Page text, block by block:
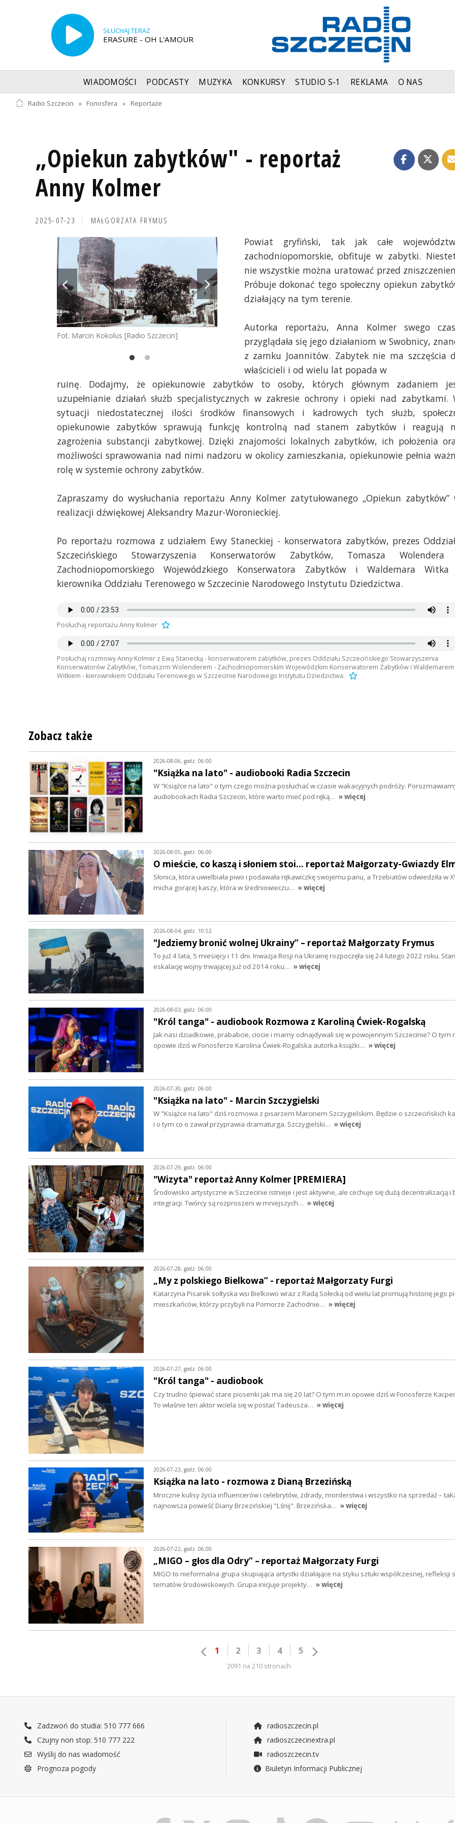
SŁUCHAJ TERAZ
ERASURE - OH L'AMOUR
WIADOMOŚCI PODCASTY MUZYKA KONKURSY STUDIO S-1 REKLAMA O NAS
Radio Szczecin » Fonosfera » Reportaże
„Opiekun zabytków" - reportaż
Anny Kolmer
2025-07-23 MAŁGORZATA FRYMUS
Fot. Marcin Kokolus [Radio Szczecin] Fot. Marcin Kokolus [Radio Szczecin] Fot. Marcin Kokolus
Powiat gryfiński, tak jak całe
zachodniopomorskie, obfituje w zabytki.
nie wszystkie można uratować przed
Próbuje dokonać tego społeczny opiekun
działający na tym terenie.
Autorka reportażu, Anna Kolmer swego
przyglądała się jego działaniom w Swobnicy,
z zamku Joannitów. Zabytek nie ma szczęścia
właścicieli i od wielu lat popada w
ruinę. Dodajmy, że opiekunowie zabytków to osoby, których głównym zadaniem
uzupełnianie działań służb specjalistycznych w zakresie ochrony i opieki nad zabytkami.
sytuacji niedostatecznej ilości środków finansowych i kadrowych tych służb,
opiekunowie zabytków sprawują funkcję kontrolną nad stanem zabytków i reagują
zagrożenia substancji zabytkowej. Dzięki znajomości lokalnych zabytków, ich położenia
możliwości sprawowania nad nimi nadzoru w okolicy zamieszkania, opiekunowie pełnia
rolę w systemie ochrony zabytków.
Zapraszamy do wysłuchania reportażu Anny Kolmer zatytułowanego „Opiekun zabytków”
realizacji dźwiękowej Aleksandry Mazur-Woronieckiej.
Po reportażu rozmowa z udziałem Ewy Staneckiej - konserwatora zabytków, prezes
Szczecińskiego Stowarzyszenia Konserwatorów Zabytków, Tomasza
Zachodniopomorskiego Wojewódzkiego Konserwatora Zabytków i Waldemara
kierownika Oddziału Terenowego w Szczecinie Narodowego Instytutu Dziedzictwa.
Posłuchaj reportażu Anny Kolmer
Posłuchaj rozmowy Anny Kolmer z Ewą Stanecką - konserwatorem zabytków, prezes Oddziału Szczecińskiego Stowarzyszenia
Konserwatorów Zabytków, Tomaszrm Wolenderem - Zachodniopomorskim Wojewódzkim Konserwatorem Zabytków i Waldemarem
Witkiem - kierownikiem Oddziału Terenowego w Szczecinie Narodowego Instytutu Dziedzictwa.
Zobacz także
2026-08-06, godz. 06:00
"Książka na lato" - audiobooki Radia Szczecin
W "Książce na lato" o tym czego można posłuchać w czasie wakacyjnych podróży.
audiobookach Radia Szczecin, które warto mieć pod ręką… » więcej
2026-08-05, godz. 06:00
O mieście, co kaszą i słoniem stoi... reportaż Małgorzaty-Gwiazdy
Słonica, która uwielbiała piwo i podawała rękawiczkę swojemu panu, a Trzebiatów odwiedziła w
micha gorącej kaszy, która w średniowieczu… » więcej
2026-08-04, godz. 10:52
"Jedziemy bronić wolnej Ukrainy” – reportaż Małgorzaty Frymus
To już 4 lata, 5 miesięcy i 11 dni. Inwazja Rosji na Ukrainę rozpoczęła się 24 lutego 2022 roku.
eskalację wojny trwającej już od 2014 roku… » więcej
2026-08-03, godz. 06:00
"Król tanga" - audiobook Rozmowa z Karoliną Ćwiek-Rogalską
Jak nasi dziadkowie, prababcie, ciocie i mamy odnajdywali się w powojennym Szczecinie? O tym
opowie dziś w Fonosferze Karolina Ćwiek-Rogalska autorka książki… » więcej
2026-07-30, godz. 06:00
"Książka na lato" - Marcin Szczygielski
W "Książce na lato" dziś rozmowa z pisarzem Marcinem Szczygielskim. Będzie o szczecińskich
i o tym co o zawał przyprawia dramaturga. Szczygielski… » więcej
2026-07-29, godz. 06:00
"Wizyta" reportaż Anny Kolmer [PREMIERA]
Środowisko artystyczne w Szczecinie istnieje i jest aktywne, ale cechuje się dużą decentralizacją i
integracji. Twórcy są rozproszeni w mniejszych… » więcej
2026-07-28, godz. 06:00
„My z polskiego Bielkowa” - reportaż Małgorzaty Furgi
Katarzyna Pisarek sołtyska wsi Bielkowo wraz z Radą Sołecką od wielu lat promują historię jego
mieszkańców, którzy przybyli na Pomorze Zachodnie… » więcej
2026-07-27, godz. 06:00
"Król tanga" - audiobook
Czy trudno śpiewać stare piosenki jak ma się 20 lat? O tym m.in opowie dziś w Fonosferze
To właśnie ten aktor wciela się w postać Tadeusza… » więcej
2026-07-23, godz. 06:00
Książka na lato - rozmowa z Dianą Brzezińską
Mroczne kulisy życia influencerów i celebrytów, zdrady, morderstwa i wszystko na sprzedaż –
najnowsza powieść Diany Brzezińskiej "Lśnij". Brzezińska… » więcej
2026-07-22, godz. 06:00
„MIGO – głos dla Odry” – reportaż Małgorzaty Furgi
MIGO to nieformalna grupa skupiająca artystki działające na styku sztuki współczesnej, refleksji
tematów środowiskowych. Grupa inicjuje projekty… » więcej
1 2 3 4 5
2091 na 210 stronach
Zadzwoń do studia: 510 777 666
Czujny non stop: 510 777 222
Wyślij do nas wiadomość
Prognoza pogody
radioszczecin.pl
radioszczecinextra.pl
radioszczecin.tv
Biuletyn Informacji Publicznej